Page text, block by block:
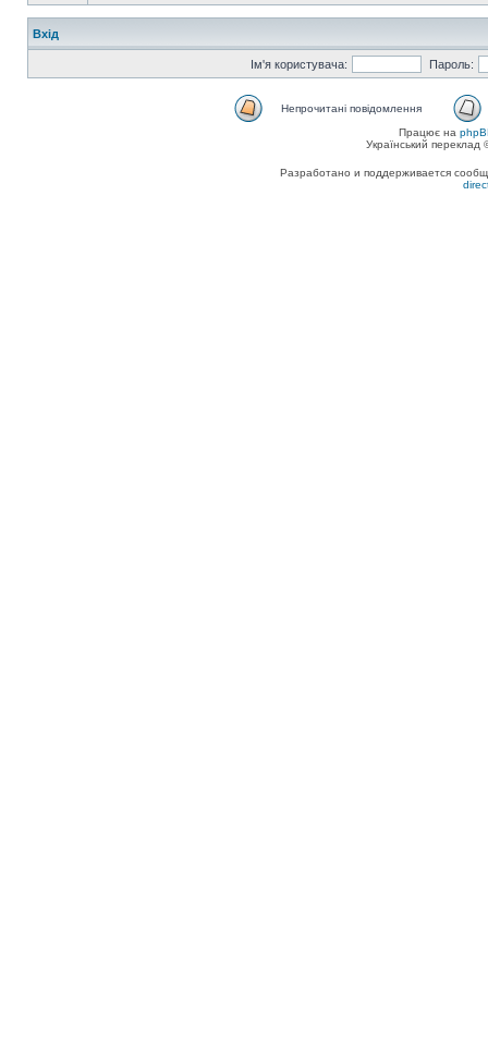
Вхід
Ім'я користувача: Пароль:
Непрочитані повідомлення
Працює на
Український
Разработано и поддерживается